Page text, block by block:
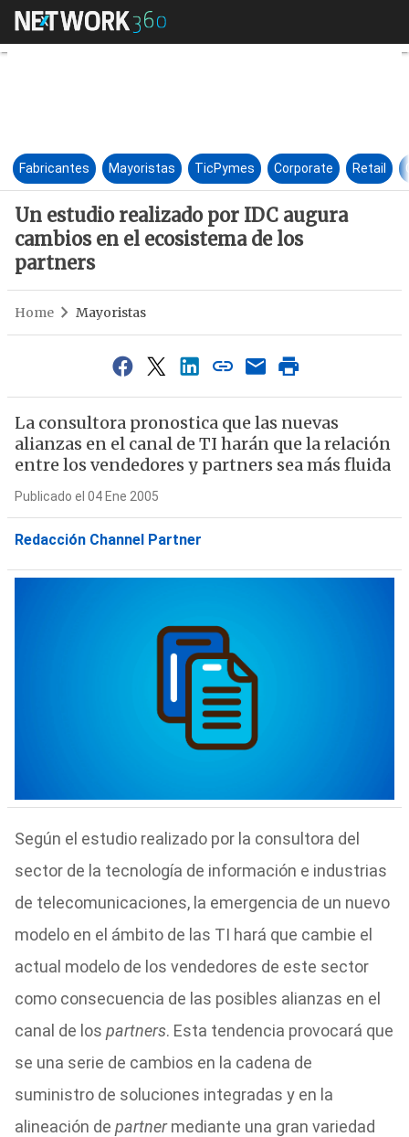
Un estudio realizado por IDC
Fabricantes Mayoristas TicPymes Corporate Retail
Un estudio realizado por IDC augura
cambios en el ecosistema de los
partners
Home Mayoristas
La consultora pronostica que las nuevas
alianzas en el canal de TI harán que la relación
entre los vendedores y partners sea más fluida
Publicado el 04 Ene 2005
Redacción Channel Partner
Según el estudio realizado por la consultora del
sector de la tecnología de información e industrias
de telecomunicaciones, la emergencia de un nuevo
modelo en el ámbito de las TI hará que cambie el
actual modelo de los vendedores de este sector
como consecuencia de las posibles alianzas en el
canal de los partners. Esta tendencia provocará que
se una serie de cambios en la cadena de
suministro de soluciones integradas y en la
alineación de partnermediante una gran variedad